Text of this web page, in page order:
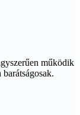
működik